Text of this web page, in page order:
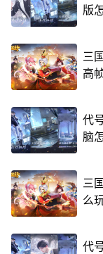
版
三
高
代
脑
三
么
代